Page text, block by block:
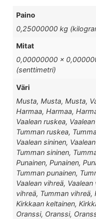
Paino
0,25000000 kg
Mitat
0,00000000 ×
(senttimetri)
Väri
Musta, Musta, Musta,
Harmaa, Harmaa,
Vaalean ruskea,
Tumman ruskea,
Vaalean sininen,
Tumman sininen,
Punainen, Punainen,
Tumman punainen,
Vaalean vihreä,
vihreä, Tumman vihreä,
Kirkkaan keltainen,
Oranssi, Oranssi,